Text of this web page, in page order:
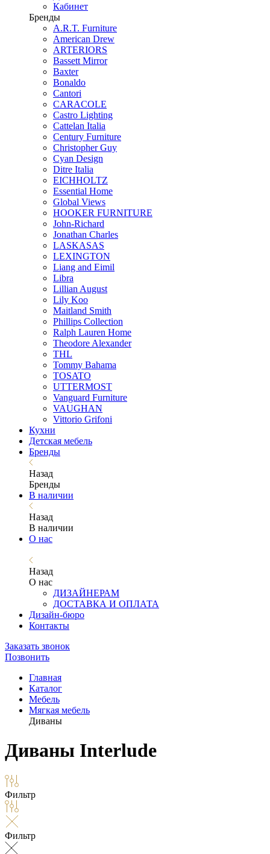
Кабинет
Бренды
A.R.T. Furniture
American Drew
ARTERIORS
Bassett Mirror
Baxter
Bonaldo
Cantori
CARACOLE
Castro Lighting
Cattelan Italia
Century Furniture
Christopher Guy
Cyan Design
Ditre Italia
EICHHOLTZ
Essential Home
Global Views
HOOKER FURNITURE
John-Richard
Jonathan Charles
LASKASAS
LEXINGTON
Liang and Eimil
Libra
Lillian August
Lily Koo
Maitland Smith
Phillips Collection
Ralph Lauren Home
Theodore Alexander
THL
Tommy Bahama
TOSATO
UTTERMOST
Vanguard Furniture
VAUGHAN
Vittorio Grifoni
Кухни
Детская мебель
Бренды
Назад
Бренды
В наличии
Назад
В наличии
О нас
Назад
О нас
ДИЗАЙНЕРАМ
ДОСТАВКА И ОПЛАТА
Дизайн-бюро
Контакты
Заказать звонок
Позвонить
Главная
Каталог
Мебель
Мягкая мебель
Диваны
Диваны Interlude
Фильтр
Фильтр